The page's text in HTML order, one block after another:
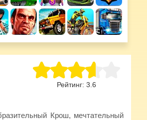
Рейтинг: 3.6
Крош, мечтательный